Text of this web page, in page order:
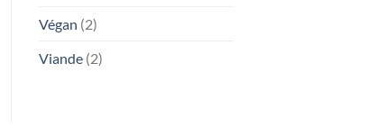
Végan (2)
Viande(2)